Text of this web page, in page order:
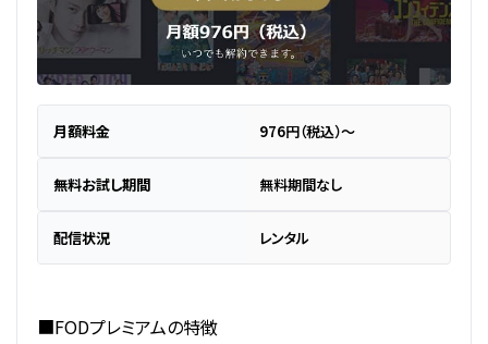
月額料金 976円（税込）～
無料お試し期間 無料期間なし
配信状況 レンタル
■FODプレミアムの特徴